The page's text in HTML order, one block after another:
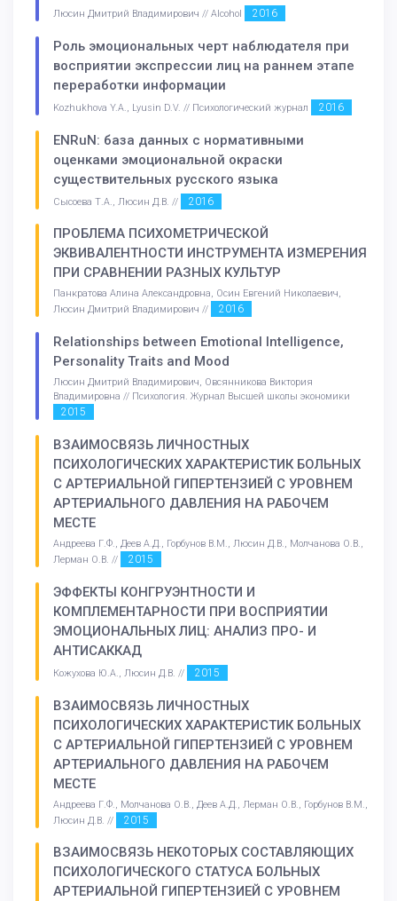
Люсин Дмитрий Владимирович // Alcohol 2016
Роль эмоциональных черт наблюдателя при
восприятии экспрессии лиц на раннем этапе
переработки информации
Kozhukhova Y.A., Lyusin D.V. // Психологический журнал 2016
ENRuN: база данных с нормативными
оценками эмоциональной окраски
существительных русского языка
Сысоева Т.А., Люсин Д.В. // 2016
ПРОБЛЕМА ПСИХОМЕТРИЧЕСКОЙ
ЭКВИВАЛЕНТНОСТИ ИНСТРУМЕНТА ИЗМЕРЕНИЯ
ПРИ СРАВНЕНИИ РАЗНЫХ КУЛЬТУР
Панкратова Алина Александровна, Осин Евгений Николаевич,
Люсин Дмитрий Владимирович //
2016
Relationships between Emotional Intelligence,
Personality Traits and Mood
Люсин Дмитрий Владимирович, Овсянникова Виктория
Владимировна // Психология. Журнал Высшей школы экономики
2015
ВЗАИМОСВЯЗЬ ЛИЧНОСТНЫХ
ПСИХОЛОГИЧЕСКИХ ХАРАКТЕРИСТИК БОЛЬНЫХ
С АРТЕРИАЛЬНОЙ ГИПЕРТЕНЗИЕЙ С УРОВНЕМ
АРТЕРИАЛЬНОГО ДАВЛЕНИЯ НА РАБОЧЕМ
МЕСТЕ
Андреева Г.Ф., Деев А.Д., Горбунов В.М., Люсин Д.В., Молчанова О.В.,
Лерман О.В. //
2015
ЭФФЕКТЫ КОНГРУЭНТНОСТИ И
КОМПЛЕМЕНТАРНОСТИ ПРИ ВОСПРИЯТИИ
ЭМОЦИОНАЛЬНЫХ ЛИЦ: АНАЛИЗ ПРО- И
АНТИСАККАД
Кожухова Ю.А., Люсин Д.В. // 2015
ВЗАИМОСВЯЗЬ ЛИЧНОСТНЫХ
ПСИХОЛОГИЧЕСКИХ ХАРАКТЕРИСТИК БОЛЬНЫХ
С АРТЕРИАЛЬНОЙ ГИПЕРТЕНЗИЕЙ С УРОВНЕМ
АРТЕРИАЛЬНОГО ДАВЛЕНИЯ НА РАБОЧЕМ
МЕСТЕ
Андреева Г.Ф., Молчанова О.В., Деев А.Д., Лерман О.В., Горбунов В.М.,
Люсин Д.В. //
2015
ВЗАИМОСВЯЗЬ НЕКОТОРЫХ СОСТАВЛЯЮЩИХ
ПСИХОЛОГИЧЕСКОГО СТАТУСА БОЛЬНЫХ
АРТЕРИАЛЬНОЙ ГИПЕРТЕНЗИЕЙ С УРОВНЕМ